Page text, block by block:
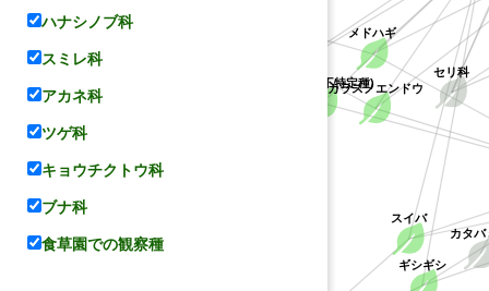
メドハギ
カラスノエンドウ
スイバ
ギシギシ
バラ科
セリ科
カタバ
ハナシノブ科
(ハギ属の不特定種)
ハナシノブ科
スミレ科
アカネ科
ツゲ科
キョウチクトウ科
ブナ科
食草園での観察種